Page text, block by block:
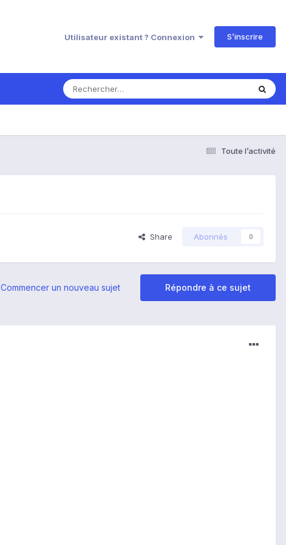
Utilisateur existant ? Connexion S’inscrire
Toute l’activité
Share Abonnés 0
Répondre à ce sujet
Commencer un nouveau sujet